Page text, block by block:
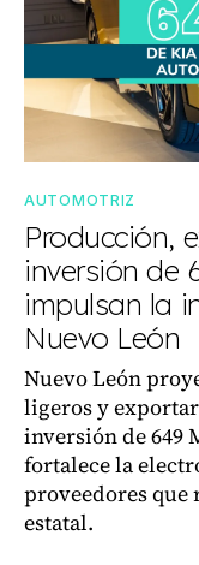
AUTOMOTRIZ
Producción,
inversión de
impulsan la
Nuevo León
Nuevo León
ligeros y exportar
inversión de 649
fortalece la
proveedores
estatal.